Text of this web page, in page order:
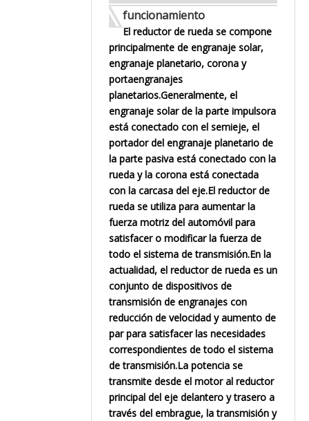
funcionamiento
El reductor de rueda se compone
principalmente de engranaje solar,
engranaje planetario, corona y
portaengranajes
planetarios.Generalmente, el
engranaje solar de la parte impulsora
está conectado con el semieje, el
portador del engranaje planetario de
la parte pasiva está conectado con la
rueda y la corona está conectada
con la carcasa del eje.El reductor de
rueda se utiliza para aumentar la
fuerza motriz del automóvil para
satisfacer o modificar la fuerza de
todo el sistema de transmisión.En la
actualidad, el reductor de rueda es un
conjunto de dispositivos de
transmisión de engranajes con
reducción de velocidad y aumento de
par para satisfacer las necesidades
correspondientes de todo el sistema
de transmisión.La potencia se
transmite desde el motor al reductor
principal del eje delantero y trasero a
través del embrague, la transmisión y